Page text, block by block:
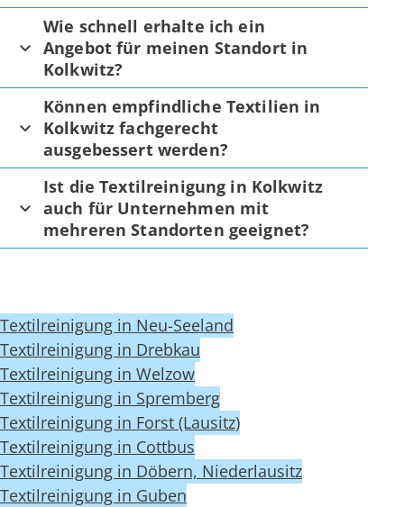
Wie schnell erhalte ich ein
Angebot für meinen Standort in
Kolkwitz?
Können empfindliche Textilien in
Kolkwitz fachgerecht
ausgebessert werden?
Ist die Textilreinigung in Kolkwitz
auch für Unternehmen mit
mehreren Standorten geeignet?
Textilreinigung in Neu-Seeland
Textilreinigung in Drebkau
Textilreinigung in Welzow
Textilreinigung in Spremberg
Textilreinigung in Forst (Lausitz)
Textilreinigung in Cottbus
Textilreinigung in Döbern, Niederlausitz
Textilreinigung in Guben